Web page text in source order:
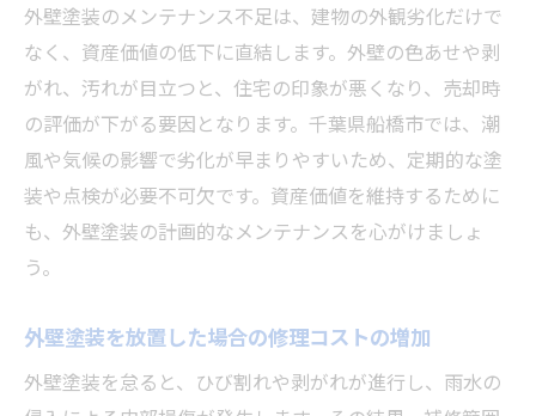
外壁塗装のメンテナンス不足は、建物の外観劣化だけで
なく、資産価値の低下に直結します。外壁の色あせや剥
がれ、汚れが目立つと、住宅の印象が悪くなり、売却時
の評価が下がる要因となります。千葉県船橋市では、潮
風や気候の影響で劣化が早まりやすいため、定期的な塗
装や点検が必要不可欠です。資産価値を維持するために
も、外壁塗装の計画的なメンテナンスを心がけましょ
う。
外壁塗装を放置した場合の修理コストの増加
外壁塗装を怠ると、ひび割れや剥がれが進行し、雨水の